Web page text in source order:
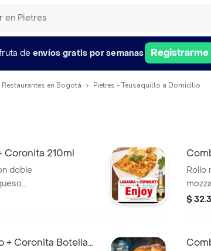
de envíos gratis por semanas Registrarme
Restaurantes en Bogotá Pietres - Teusaquillo a Domicilio
Coronita 210ml
doble
ml.
Lata
Rollo
$
+ Coronita Botella